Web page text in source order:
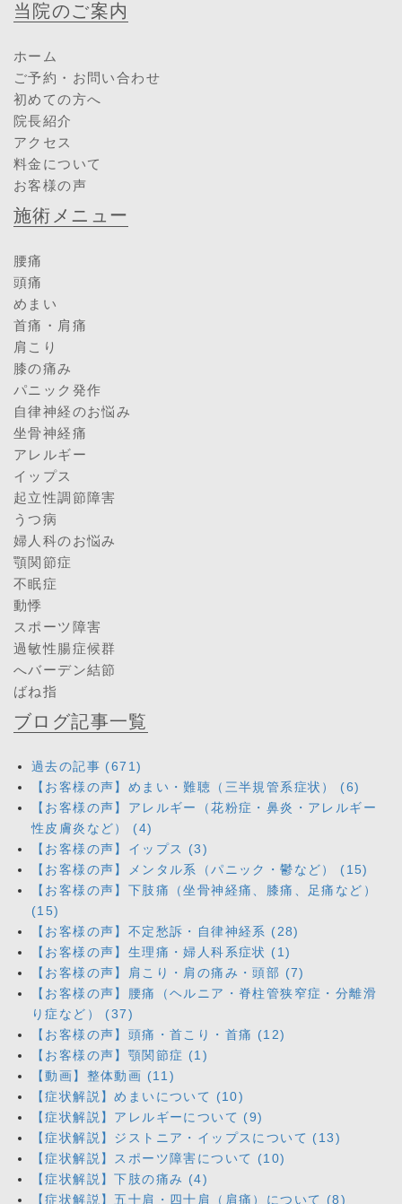
当院のご案内
ホーム
ご予約・お問い合わせ
初めての方へ
院長紹介
アクセス
料金について
お客様の声
施術メニュー
腰痛
頭痛
めまい
首痛・肩痛
肩こり
膝の痛み
パニック発作
自律神経のお悩み
坐骨神経痛
アレルギー
イップス
起立性調節障害
うつ病
婦人科のお悩み
顎関節症
不眠症
動悸
スポーツ障害
過敏性腸症候群
へバーデン結節
ばね指
ブログ記事一覧
過去の記事 (671)
【お客様の声】めまい・難聴（三半規管系症状） (6)
【お客様の声】アレルギー（花粉症・鼻炎・アレルギー
性皮膚炎など） (4)
【お客様の声】イップス (3)
【お客様の声】メンタル系（パニック・鬱など） (15)
【お客様の声】下肢痛（坐骨神経痛、膝痛、足痛など）
(15)
【お客様の声】不定愁訴・自律神経系 (28)
【お客様の声】生理痛・婦人科系症状 (1)
【お客様の声】肩こり・肩の痛み・頭部 (7)
【お客様の声】腰痛（ヘルニア・脊柱管狭窄症・分離滑
り症など） (37)
【お客様の声】頭痛・首こり・首痛 (12)
【お客様の声】顎関節症 (1)
【動画】整体動画 (11)
【症状解説】めまいについて (10)
【症状解説】アレルギーについて (9)
【症状解説】ジストニア・イップスについて (13)
【症状解説】スポーツ障害について (10)
【症状解説】下肢の痛み (4)
【症状解説】五十肩・四十肩（肩痛）について (8)